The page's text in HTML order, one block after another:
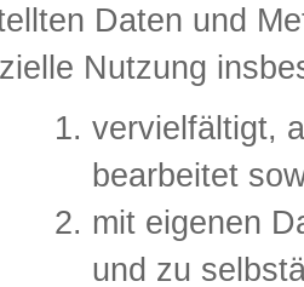
Daten und
Nutzung
vervielfältigt,
bearbeitet
mit eigenen
und zu